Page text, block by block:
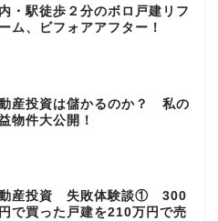
・駅徒歩２分のボロ戸建リフ
ム、ビフォアアフター！
産投資は儲かるのか？ 私の
物件大公開！
産投資 失敗体験談① 300
で買った戸建を210万円で売